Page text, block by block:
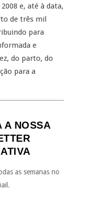
e, até à data,
de três mil
para
e
do parto, do
para a
A NOSSA
as semanas no